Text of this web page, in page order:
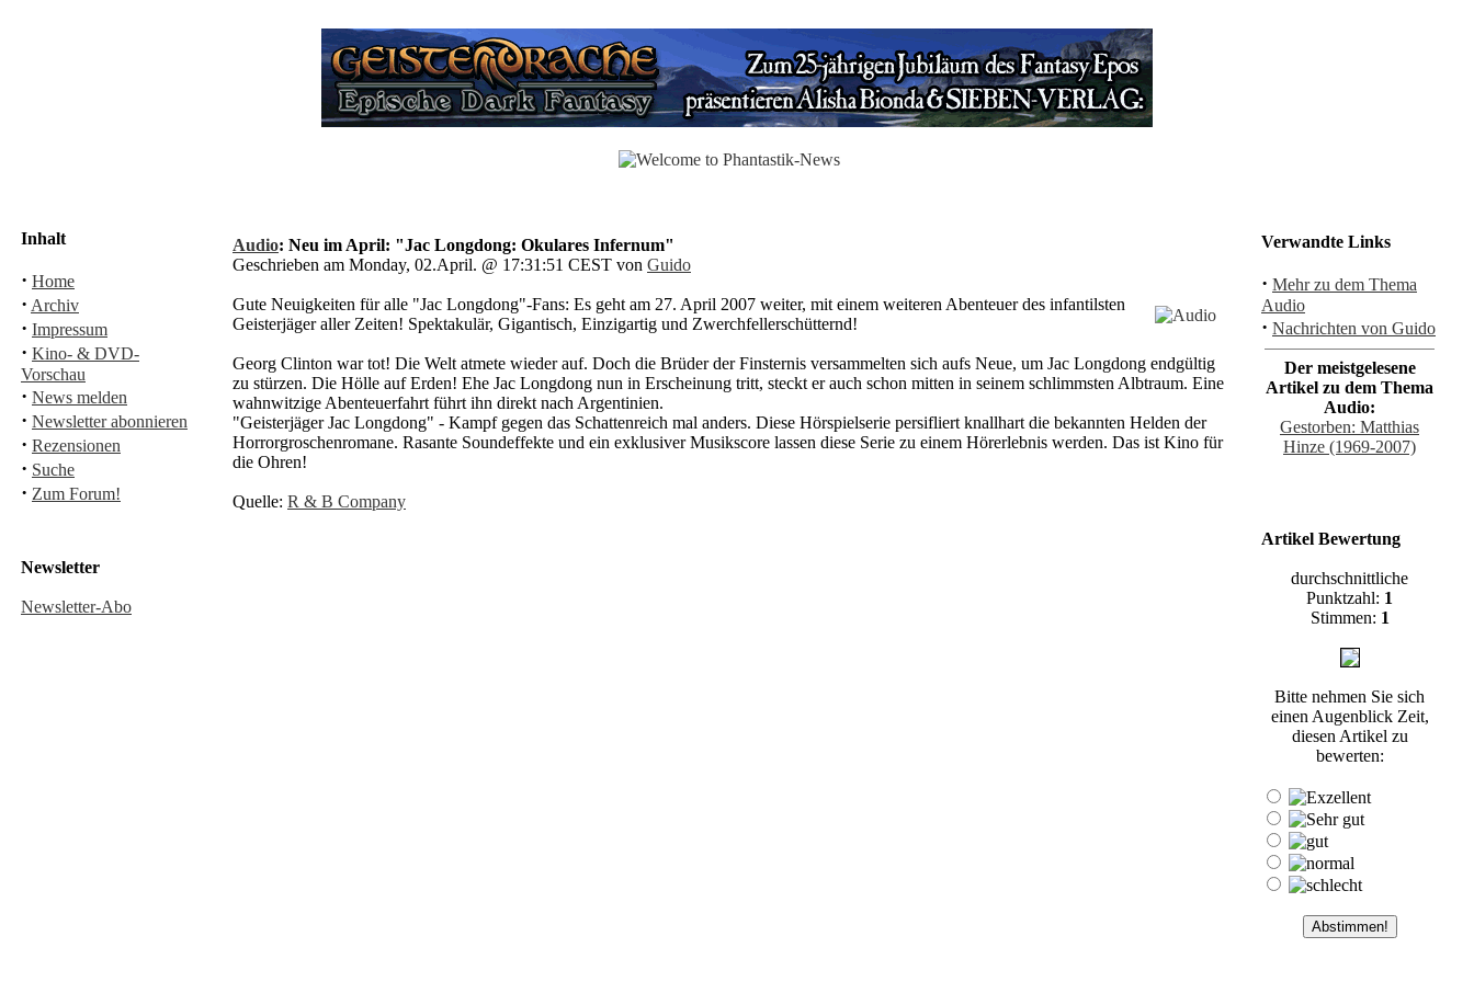
Inhalt
· Home
· Archiv
· Impressum
· Kino- & DVD-
Vorschau
· News melden
· Newsletter abonnieren
· Rezensionen
· Suche
· Zum Forum!
Newsletter
Newsletter-Abo
Audio: Neu im April: "Jac Longdong: Okulares Infernum"
Geschrieben am Monday, 02.April. @ 17:31:51 CEST von Guido
Gute Neuigkeiten für alle "Jac Longdong"-Fans: Es geht am 27. April 2007 weiter, mit einem weiteren Abenteuer des infantilsten
Geisterjäger aller Zeiten! Spektakulär, Gigantisch, Einzigartig und Zwerchfellerschütternd!
Georg Clinton war tot! Die Welt atmete wieder auf. Doch die Brüder der Finsternis versammelten sich aufs Neue, um Jac Longdong endgültig
zu stürzen. Die Hölle auf Erden! Ehe Jac Longdong nun in Erscheinung tritt, steckt er auch schon mitten in seinem schlimmsten Albtraum. Eine
wahnwitzige Abenteuerfahrt führt ihn direkt nach Argentinien.
"Geisterjäger Jac Longdong" - Kampf gegen das Schattenreich mal anders. Diese Hörspielserie persifliert knallhart die bekannten Helden der
Horrorgroschenromane. Rasante Soundeffekte und ein exklusiver Musikscore lassen diese Serie zu einem Hörerlebnis werden. Das ist Kino für
die Ohren!
Quelle: R & B Company
Verwandte Links
· Mehr zu dem Thema
Audio
· Nachrichten von Guido
Der meistgelesene
Artikel zu dem Thema
Audio:
Gestorben: Matthias
Hinze (1969-2007)
Artikel Bewertung
durchschnittliche
Punktzahl: 1
Stimmen: 1
Bitte nehmen Sie sich
einen Augenblick Zeit,
diesen Artikel zu
bewerten: